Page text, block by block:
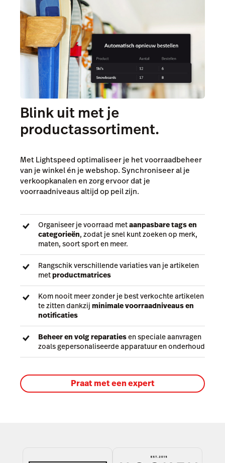
Blink uit met je
productassortiment.
Met Lightspeed optimaliseer je het voorraadbeheer
van je winkel én je webshop. Synchroniseer al je
verkoopkanalen en zorg ervoor dat je
voorraadniveaus altijd op peil zijn.
Organiseer je voorraad metaanpasbare tags en
categorieën, zodat je snel kunt zoeken op merk,
maten, soort sport en meer.
Rangschik verschillende variaties van je artikelen
metproductmatrices
Kom nooit meer zonder je best verkochte artikelen
te zitten dankzij minimale voorraadniveaus en
notificaties
Beheer en volg reparatiesen speciale aanvragen
zoals gepersonaliseerde apparatuur en onderhoud
Praat met een expert